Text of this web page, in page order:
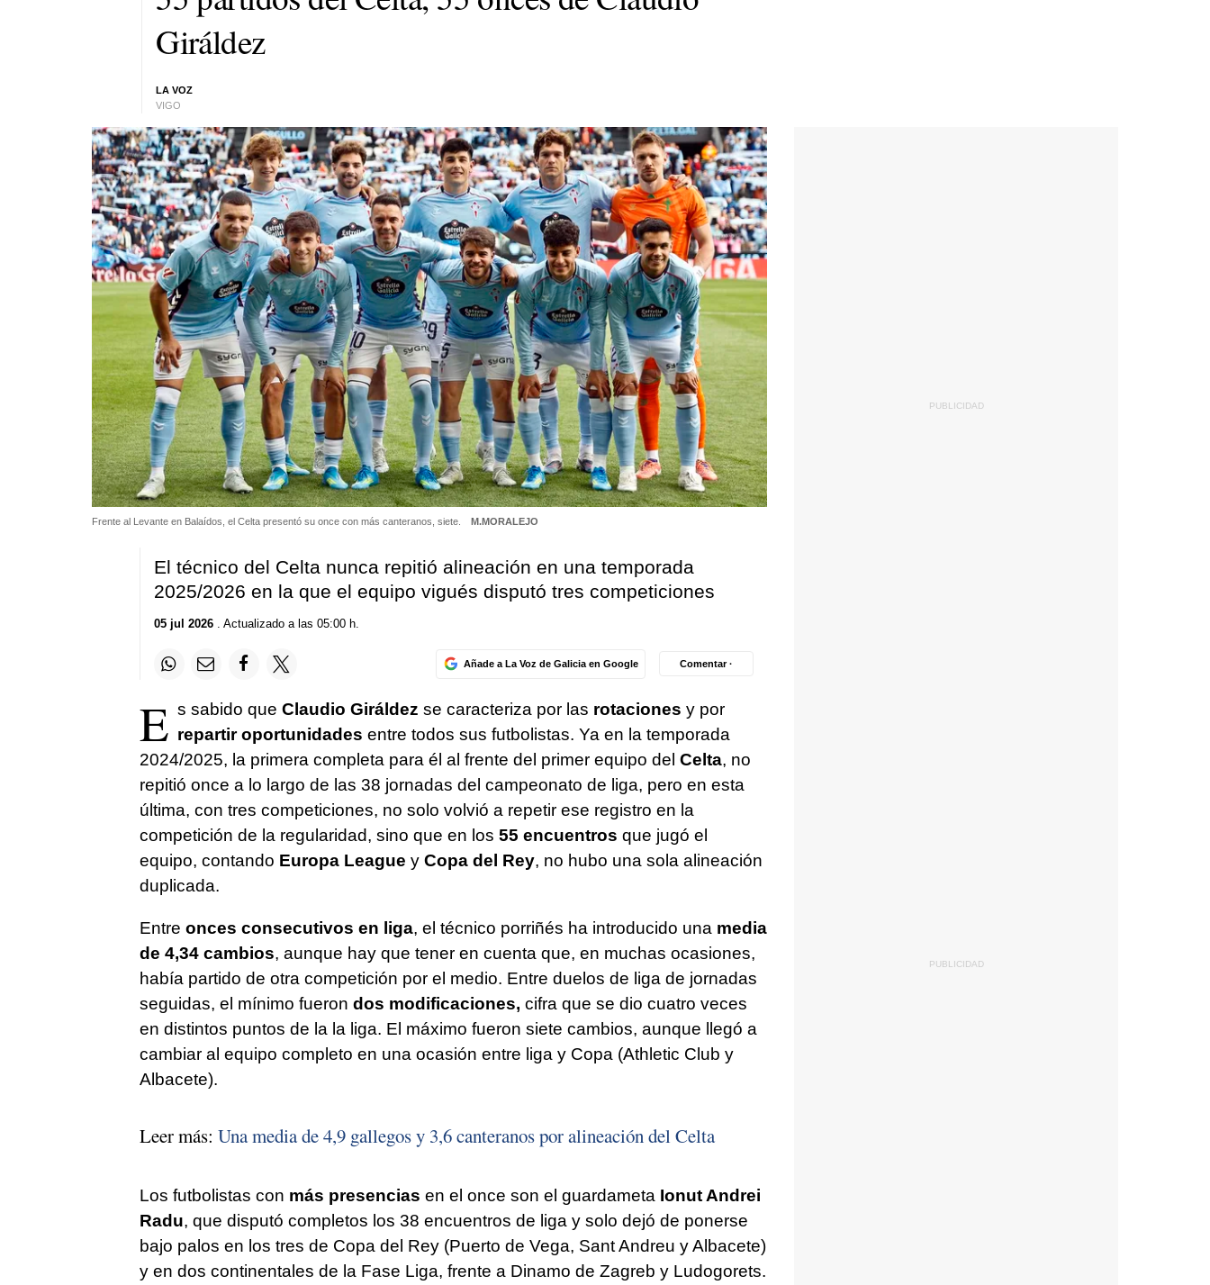
Giráldez
LA VOZ
VIGO
Frente al Levante en Balaídos, el Celta presentó su once con más canteranos, siete. M.MORALEJO
El técnico del Celta nunca repitió alineación en una temporada
2025/2026 en la que el equipo vigués disputó tres competiciones
05 jul 2026. Actualizado a las 05:00 h.
Añade a La Voz de Galicia en Google Comentar ·
E s sabido que Claudio Giráldez se caracteriza por las rotaciones y por
repartir oportunidades entre todos sus futbolistas. Ya en la temporada
2024/2025, la primera completa para él al frente del primer equipo del Celta, no
repitió once a lo largo de las 38 jornadas del campeonato de liga, pero en esta
última, con tres competiciones, no solo volvió a repetir ese registro en la
competición de la regularidad, sino que en los 55 encuentros que jugó el
equipo, contando Europa League yCopa del Rey, no hubo una sola alineación
duplicada.
Entre onces consecutivos en liga, el técnico porriñés ha introducido una media
de 4,34 cambios, aunque hay que tener en cuenta que, en muchas ocasiones,
había partido de otra competición por el medio. Entre duelos de liga de jornadas
seguidas, el mínimo fueron dos modificaciones, cifra que se dio cuatro veces
en distintos puntos de la la liga. El máximo fueron siete cambios, aunque llegó a
cambiar al equipo completo en una ocasión entre liga y Copa (Athletic Club y
Albacete).
Leer más: Una media de 4,9 gallegos y 3,6 canteranos por alineación del Celta
Los futbolistas con más presencias en el once son el guardameta Ionut Andrei
Radu, que disputó completos los 38 encuentros de liga y solo dejó de ponerse
bajo palos en los tres de Copa del Rey (Puerto de Vega, Sant Andreu y Albacete)
y en dos continentales de la Fase Liga, frente a Dinamo de Zagreb y Ludogorets.